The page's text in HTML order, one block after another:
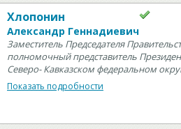
Хлопонин
Александр Геннадиевич
Заместитель Председателя
полномочный представитель
Северо- Кавказском федеральном
Показать подробности